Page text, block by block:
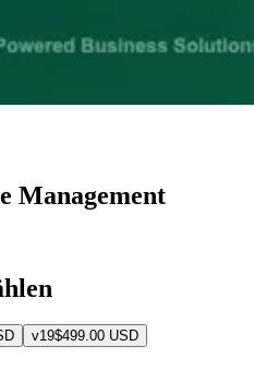
Management
v19$499.00 USD